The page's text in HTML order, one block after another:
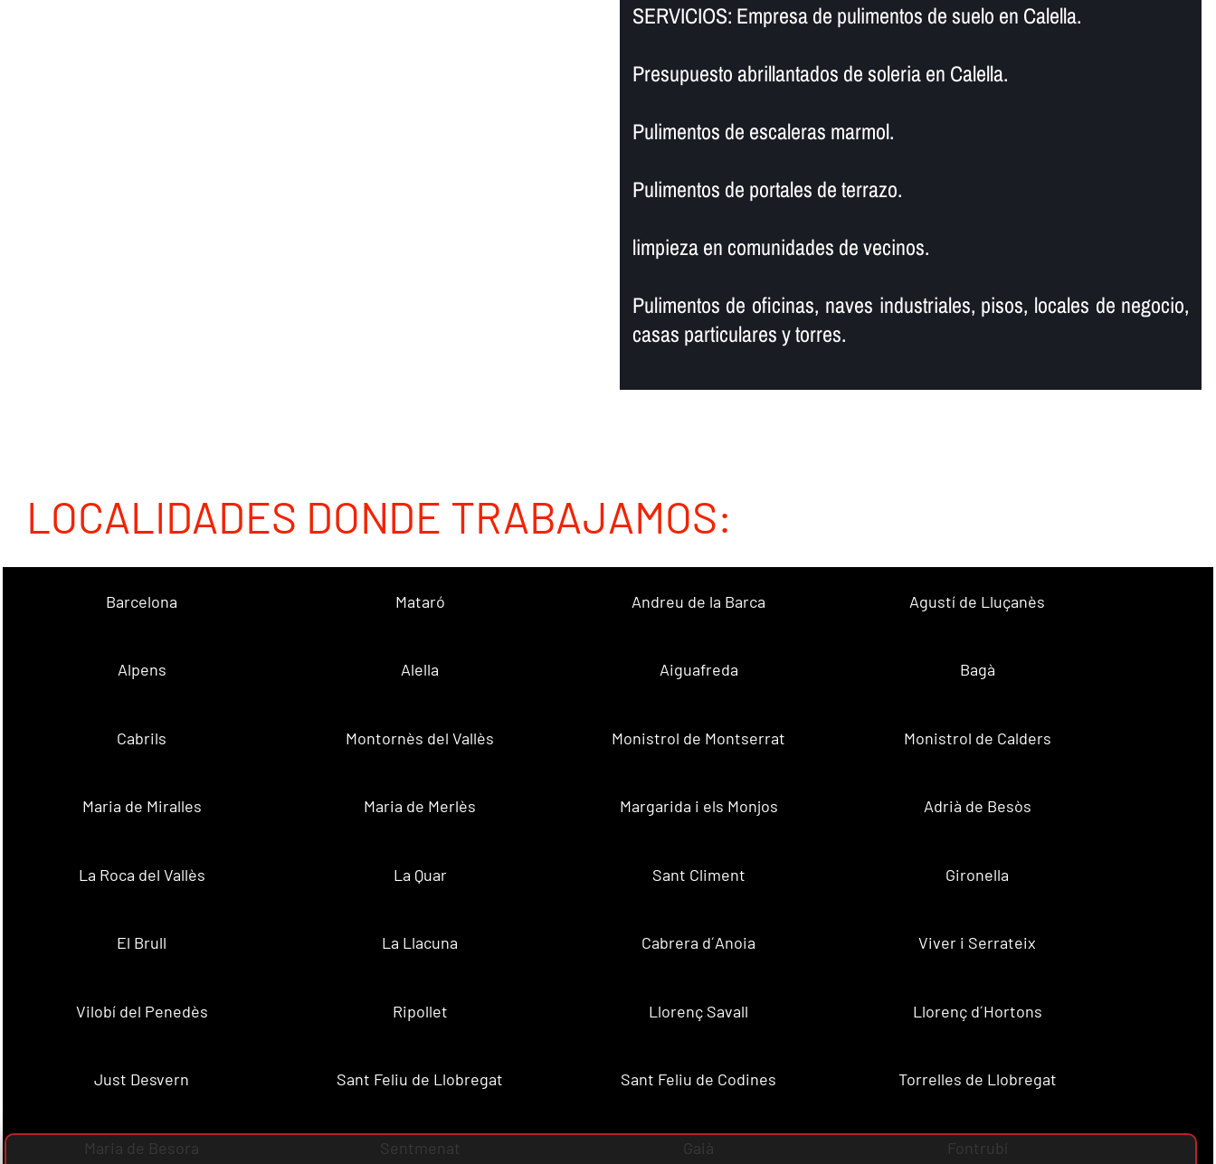
SERVICIOS: Empresa de pulimentos de suelo en Calella.
Presupuesto abrillantados de soleria en Calella.
Pulimentos de escaleras marmol.
Pulimentos de portales de terrazo.
limpieza en comunidades de vecinos.
Pulimentos de oficinas, naves industriales, pisos, locales de negocio,
casas particulares y torres.
LOCALIDADES DONDE TRABAJAMOS:
Barcelona Mataró Andreu de la Barca Agustí de Lluçanès
Alpens Alella Aiguafreda Bagà
Cabrils Montornès del Vallès Monistrol de Montserrat Monistrol de Calders
Maria de Miralles Maria de Merlès Margarida i els Monjos Adrià de Besòs
La Roca del Vallès La Quar Sant Climent Gironella
El Brull La Llacuna Cabrera d´Anoia Viver i Serrateix
Vilobí del Penedès Ripollet Llorenç Savall Llorenç d´Hortons
Just Desvern Sant Feliu de Llobregat Sant Feliu de Codines Torrelles de Llobregat
Maria de Besora Sentmenat Gaià Fontrubí